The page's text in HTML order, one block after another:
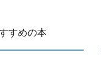
すめの本